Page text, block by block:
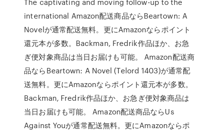
international Amazon配送商品ならBeartown: A
Novelが通常配送無料。更にAmazonならポイント
還元本が多数。Backman, Fredrik作品ほか、お急
ぎ便対象商品は当日お届けも可能。 Amazon配送商
品ならBeartown: A Novel (Telord 1403)が通常配
送無料。更にAmazonならポイント還元本が多数。
Backman, Fredrik作品ほか、お急ぎ便対象商品は
当日お届けも可能。 Amazon配送商品ならUs
Against Youが通常配送無料。更にAmazonならポ